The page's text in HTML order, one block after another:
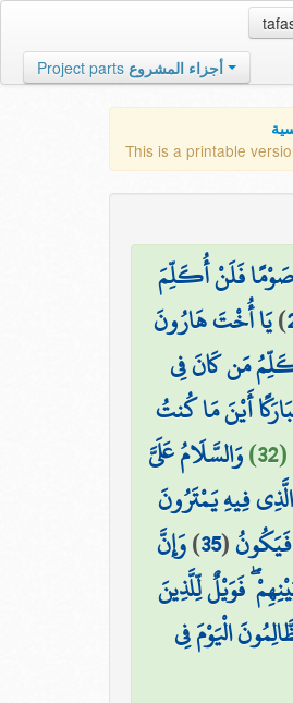
Project parts أجزاء المشروع
This is a printable
صَوْمًا فَلَنْ أُكَلِّمَ
)يَا أُخْتَ هَارُونَ
مَن كَانَ فِي
أَيْنَ مَا كُنتُ
وَالسَّلَامُ عَلَيَّ
فِيهِ يَمْتَرُونَ
(
35
)وَإِنَّ
فَوَيْلٌ لِّلَّذِينَ
الْيَوْمَ فِي